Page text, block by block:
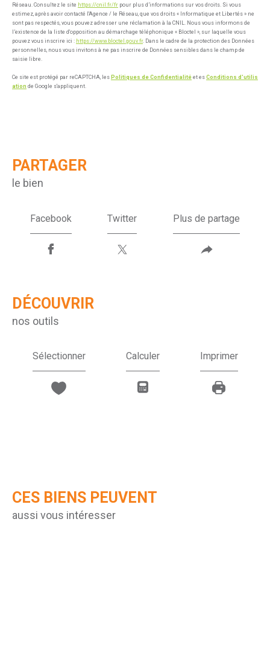
Réseau. Consultez le site https://cnil.fr/fr pour plus d’informations sur vos droits. Si vous
estimez, après avoir contacté l'Agence / le Réseau, que vos droits « Informatique et Libertés » ne
sont pas respectés, vous pouvez adresser une réclamation à la CNIL. Nous vous informons de
l’existence de la liste d'opposition au démarchage téléphonique « Bloctel », sur laquelle vous
pouvez vous inscrire ici : https://www.bloctel.gouv.fr. Dans le cadre de la protection des Données
personnelles, nous vous invitons à ne pas inscrire de Données sensibles dans le champ de
saisie libre.
Ce site est protégé par reCAPTCHA, les Politiques de Confidentialité et es Conditions d'utilis
ation de Google s'appliquent.
PARTAGER
le bien
Facebook Twitter Plus de partage
DÉCOUVRIR
nos outils
Sélectionner Calculer Imprimer
CES BIENS PEUVENT
aussi vous intéresser